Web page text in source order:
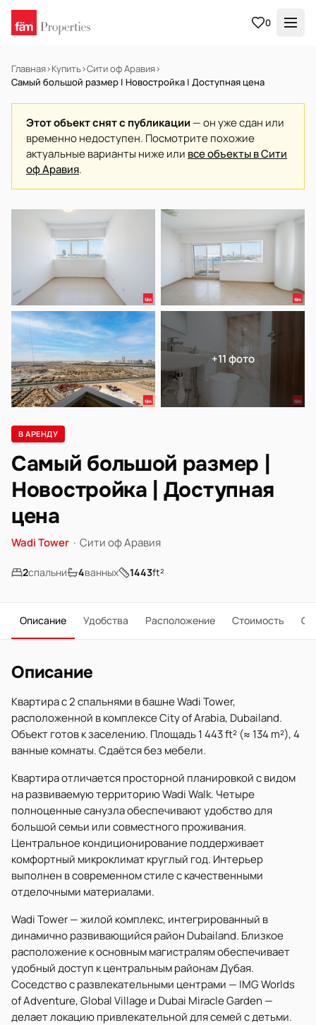
0
Главная›Купить›Сити оф Аравия›
Самый большой размер | Новостройка | Доступная цена
Этот объект снят с публикации — он уже сдан или
временно недоступен. Посмотрите похожие
актуальные варианты ниже или все объекты в Сити
оф Аравия.
В АРЕНДУ Готов к заселению
+11 фото
В АРЕНДУ
Самый большой размер |
Новостройка | Доступная
цена
Wadi Tower · Сити оф Аравия
2спальни 4ванных 1443ft²
Описание Удобства Расположение Стоимость О
Описание
Квартира с 2 спальнями в башне Wadi Tower,
расположенной в комплексе City of Arabia, Dubailand.
Объект готов к заселению. Площадь 1 443 ft² (≈ 134 m²), 4
ванные комнаты. Сдаётся без мебели.
Квартира отличается просторной планировкой с видом
на развиваемую территорию Wadi Walk. Четыре
полноценные санузла обеспечивают удобство для
большой семьи или совместного проживания.
Центральное кондиционирование поддерживает
комфортный микроклимат круглый год. Интерьер
выполнен в современном стиле с качественными
отделочными материалами.
Wadi Tower — жилой комплекс, интегрированный в
динамично развивающийся район Dubailand. Близкое
расположение к основным магистралям обеспечивает
удобный доступ к центральным районам Дубая.
Соседство с развлекательными центрами — IMG Worlds
of Adventure, Global Village и Dubai Miracle Garden —
делает локацию привлекательной для семей с детьми.